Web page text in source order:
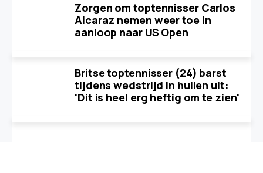
Zorgen om toptennisser Carlos
Alcaraz nemen weer toe in
aanloop naar US Open
Britse toptennisser (24) barst
tijdens wedstrijd in huilen uit:
'Dit is heel erg heftig om te zien'